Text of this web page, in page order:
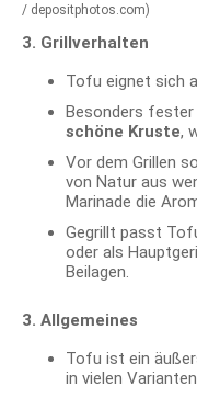
/ depositphotos.com)
3. Grillverhalten
Tofu eignet sich
Besonders
schöne Kruste,
Vor dem Grillen
von Natur aus
Marinade die
Gegrillt passt
oder als
Beilagen.
3. Allgemeines
Tofu ist ein
in vielen